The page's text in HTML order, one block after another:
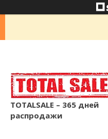
TOTALSALE – 365 дней
распродажи